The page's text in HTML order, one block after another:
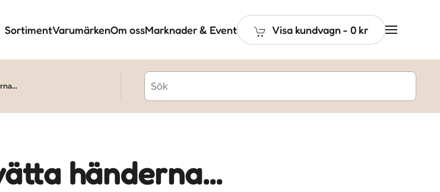
SortimentVarumärkenOm ossMarknader & Event Visa kundvagn- 0 kr
händerna...